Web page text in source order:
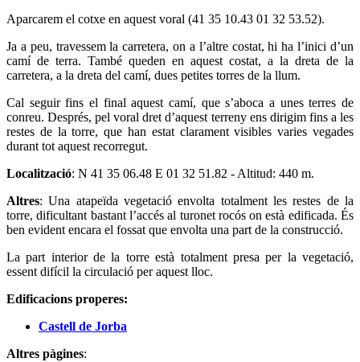
Aparcarem el cotxe en aquest voral (41 35 10.43 01 32 53.52).
Ja a peu, travessem la carretera, on a l’altre costat, hi ha l’inici d’un
camí de terra. També queden en aquest costat, a la dreta de la
carretera, a la dreta del camí, dues petites torres de la llum.
Cal seguir fins el final aquest camí, que s’aboca a unes terres de
conreu. Després, pel voral dret d’aquest terreny ens dirigim fins a les
restes de la torre, que han estat clarament visibles varies vegades
durant tot aquest recorregut.
Localització: N 41 35 06.48 E 01 32 51.82 - Altitud: 440 m.
Altres: Una atapeïda vegetació envolta totalment les restes de la
torre, dificultant bastant l’accés al turonet rocós on està edificada. És
ben evident encara el fossat que envolta una part de la construcció.
La part interior de la torre està totalment presa per la vegetació,
essent difícil la circulació per aquest lloc.
Edificacions properes:
Castell de Jorba
Altres pàgines: